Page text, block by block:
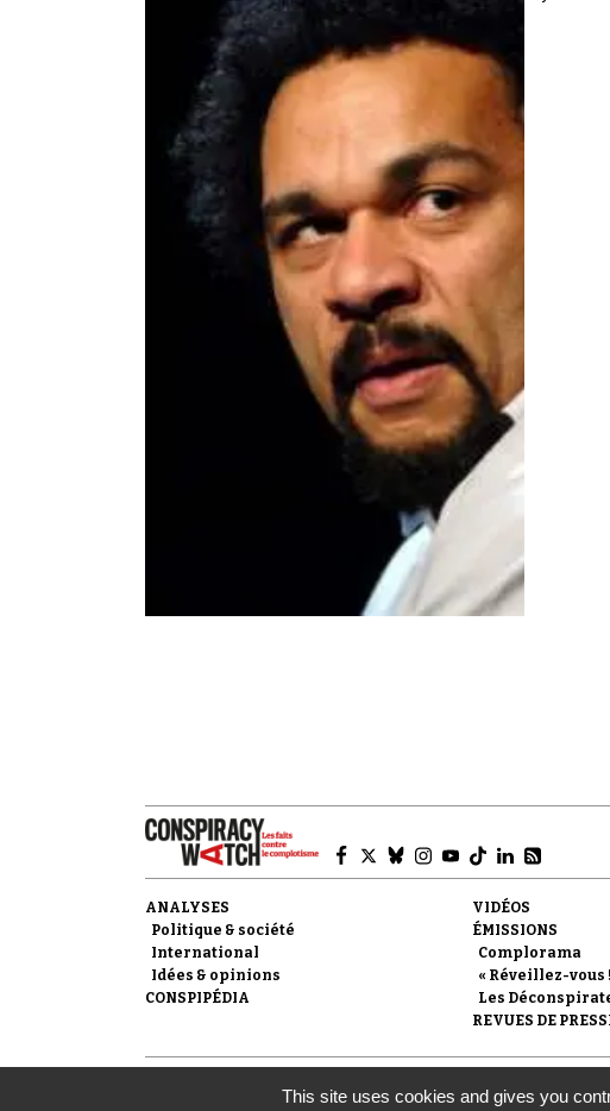
ANALYSES
Politique & société
International
Idées & opinions
CONSPIPÉDIA
VIDÉOS
ÉMISSIONS
Complorama
« Réveillez-vous
Les
REVUES DE
Conspiracy Watch| Une réalisation de
This site uses cookies and gives you